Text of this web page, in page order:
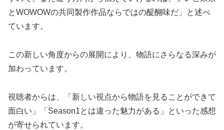
とWOWOWの共同製作作品ならではの醍醐味だ」と述べ
ています。
この新しい角度からの展開により、物語にさらなる深みが
加わっています。
視聴者からは、「新しい視点から物語を見ることができて
面白い」「Season1とは違った魅力がある」といった感想
が寄せられています。